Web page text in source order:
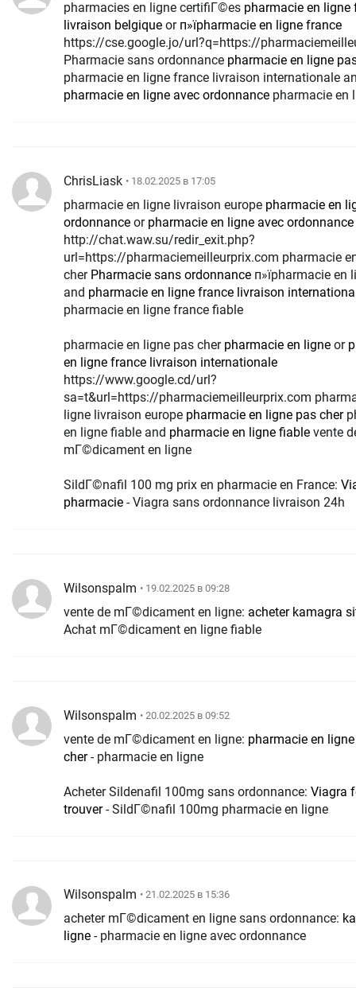
pharmacies en ligne certifiГ©es pharmacie en ligne
livraison belgique or п»їpharmacie en ligne france
https://cse.google.jo/url?q=https://
Pharmacie sans ordonnance pharmacie en ligne
pharmacie en ligne france livraison internationale
pharmacie en ligne avec ordonnance pharmacie en
ChrisLiask • 18.02.2025 в 17:05
pharmacie en ligne livraison europe pharmacie en
ordonnance or pharmacie en ligne avec ordonnance
http://chat.waw.su/redir_exit.php?
url=https://pharmaciemeilleurprix.com pharmacie
cher Pharmacie sans ordonnance п»їpharmacie en
and pharmacie en ligne france livraison
pharmacie en ligne france fiable
pharmacie en ligne pas cher pharmacie en ligne or
en ligne france livraison internationale
https://www.google.cd/url?
sa=t&url=https://pharmaciemeilleurprix.com
ligne livraison europe pharmacie en ligne pas cher
en ligne fiable and pharmacie en ligne fiable vente
mГ©dicament en ligne
SildГ©nafil 100 mg prix en pharmacie en France:
pharmacie - Viagra sans ordonnance livraison 24h
Wilsonspalm • 19.02.2025 в 09:28
vente de mГ©dicament en ligne: acheter kamagra
Achat mГ©dicament en ligne fiable
Wilsonspalm • 20.02.2025 в 09:52
vente de mГ©dicament en ligne: pharmacie en
cher- pharmacie en ligne
Acheter Sildenafil 100mg sans ordonnance: Viagra
trouver- SildГ©nafil 100mg pharmacie en ligne
Wilsonspalm • 21.02.2025 в 15:36
acheter mГ©dicament en ligne sans ordonnance:
ligne - pharmacie en ligne avec ordonnance